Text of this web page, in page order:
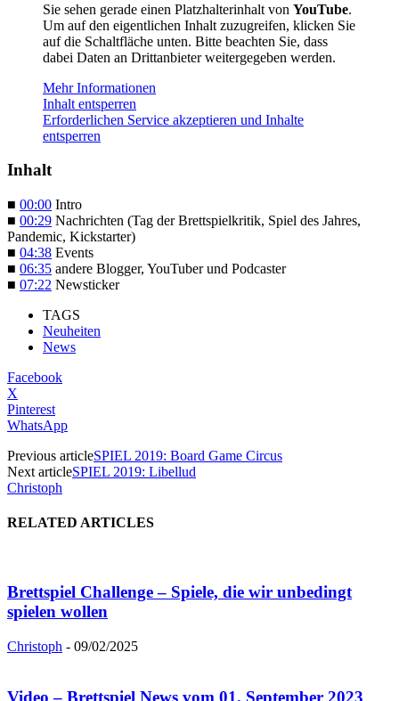
Sie sehen gerade einen Platzhalterinhalt von YouTube.
Um auf den eigentlichen Inhalt zuzugreifen, klicken Sie
auf die Schaltfläche unten. Bitte beachten Sie, dass
dabei Daten an Drittanbieter weitergegeben werden.
Mehr Informationen
Inhalt entsperren
Erforderlichen Service akzeptieren und Inhalte
entsperren
Inhalt
■ 00:00 Intro
■ 00:29 Nachrichten (Tag der Brettspielkritik, Spiel des Jahres,
Pandemic, Kickstarter)
■ 04:38 Events
■ 06:35 andere Blogger, YouTuber und Podcaster
■ 07:22 Newsticker
TAGS
Neuheiten
News
Facebook
X
Pinterest
WhatsApp
Previous articleSPIEL 2019: Board Game Circus
Next articleSPIEL 2019: Libellud
Christoph
RELATED ARTICLES
Brettspiel Challenge – Spiele, die wir unbedingt
spielen wollen
Christoph - 09/02/2025
Video – Brettspiel News vom 01. September 2023